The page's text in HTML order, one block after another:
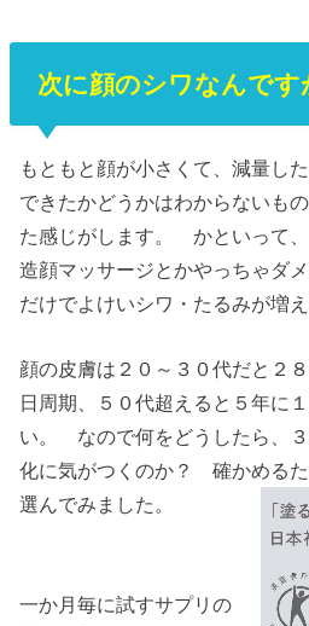
次に顔のシワなんです
もともと顔が小さくて、減量し
できたかどうかはわからないも
た感じがします。 かといって
造顔マッサージとかやっちゃダ
だけでよけいシワ・たるみが増え
顔の皮膚は２０～３０代だと２
日周期、５０代超えると５年に
い。 なので何をどうしたら、
化に気がつくのか？ 確かめる
選んでみました。
一か月毎に試すサプリの